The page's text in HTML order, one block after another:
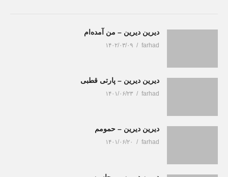
دیرین دیرین – من آمده‌ام
farhad ۱۴۰۲/۰۳/۰۹
دیرین دیرین – پارتی قطبی
farhad ۱۴۰۱/۰۶/۲۳
دیرین دیرین – حمومم
farhad ۱۴۰۱/۰۶/۲۰